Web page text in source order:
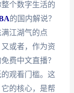
个数字生活的
的国内解说？
江湖气的点
或者，作为资
费中文直播？
观看门槛。这
的核心，是帮